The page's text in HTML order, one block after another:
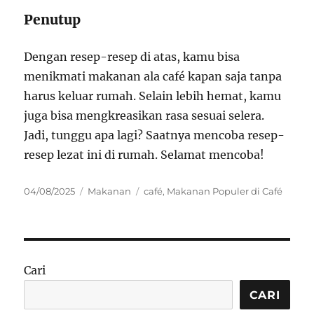
Penutup
Dengan resep-resep di atas, kamu bisa
menikmati makanan ala café kapan saja tanpa
harus keluar rumah. Selain lebih hemat, kamu
juga bisa mengkreasikan rasa sesuai selera.
Jadi, tunggu apa lagi? Saatnya mencoba resep-
resep lezat ini di rumah. Selamat mencoba!
Posted
04/08/2025 Categories
Makanan Tags
café, Makanan Populer di Café
Cari
CARI